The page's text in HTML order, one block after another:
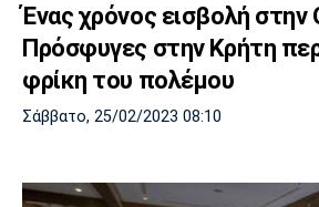
Ένας χρόνος εισβολή στην
Πρόσφυγες στην Κρήτη
φρίκη του πολέμου
Σάββατο, 25/02/2023 08:10